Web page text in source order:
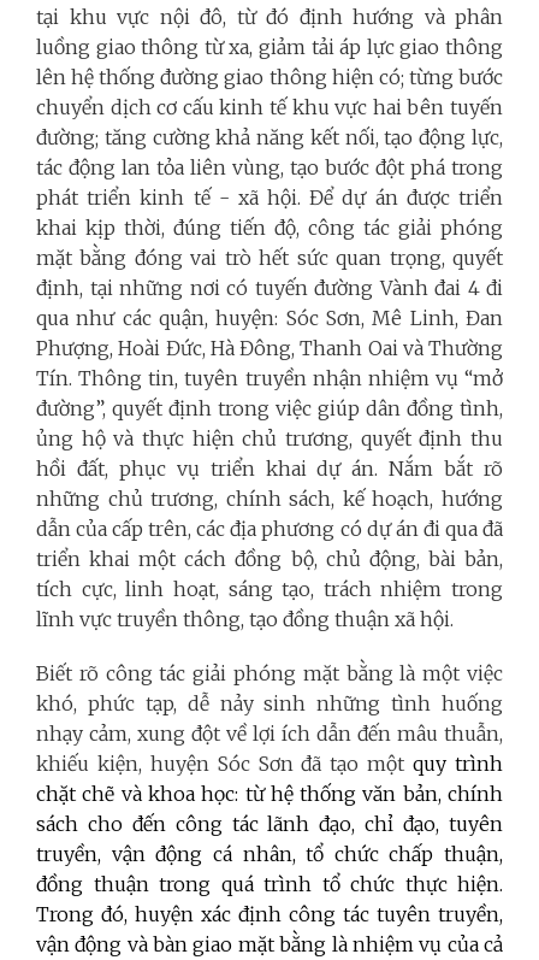
tại khu vực nội đô, từ đó định hướng và phân
luồng giao thông từ xa, giảm tải áp lực giao thông
lên hệ thống đường giao thông hiện có; từng bước
chuyển dịch cơ cấu kinh tế khu vực hai bên tuyến
đường; tăng cường khả năng kết nối, tạo động lực,
tác động lan tỏa liên vùng, tạo bước đột phá trong
phát triển kinh tế - xã hội. Để dự án được triển
khai kịp thời, đúng tiến độ, công tác giải phóng
mặt bằng đóng vai trò hết sức quan trọng, quyết
định, tại những nơi có tuyến đường Vành đai 4 đi
qua như các quận, huyện: Sóc Sơn, Mê Linh, Đan
Phượng, Hoài Đức, Hà Đông, Thanh Oai và Thường
Tín. Thông tin, tuyên truyền nhận nhiệm vụ “mở
đường”, quyết định trong việc giúp dân đồng tình,
ủng hộ và thực hiện chủ trương, quyết định thu
hồi đất, phục vụ triển khai dự án. Nắm bắt rõ
những chủ trương, chính sách, kế hoạch, hướng
dẫn của cấp trên, các địa phương có dự án đi qua đã
triển khai một cách đồng bộ, chủ động, bài bản,
tích cực, linh hoạt, sáng tạo, trách nhiệm trong
lĩnh vực truyền thông, tạo đồng thuận xã hội.
Biết rõ công tác giải phóng mặt bằng là một việc
khó, phức tạp, dễ nảy sinh những tình huống
nhạy cảm, xung đột về lợi ích dẫn đến mâu thuẫn,
khiếu kiện, huyện Sóc Sơn đã tạo mộtquy trình
chặt chẽ và khoa học: từ hệ thống văn bản, chính
sách cho đến công tác lãnh đạo, chỉ đạo, tuyên
truyền, vận động cá nhân, tổ chức chấp thuận,
đồng thuận trong quá trình tổ chức thực hiện.
Trong đó, huyện xác định công tác tuyên truyền,
vận động và bàn giao mặt bằng là nhiệm vụ của cả